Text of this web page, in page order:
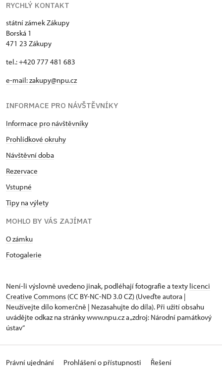
RYCHLÝ KONTAKT
státní zámek Zákupy
Borská 1
471 23 Zákupy
tel.: +420 777 481 683
e-mail: zakupy@npu.cz
INFORMACE PRO NÁVŠTĚVNÍKY
Informace pro návštěvníky
Prohlídkové okruhy
Návštěvní doba
Rezervace
Vstupné
Tipy na výlety
MOHLO BY VÁS ZAJÍMAT
O zámku
Fotogalerie
Není-li výslovně uvedeno jinak, podléhají fotografie a texty licenci
Creative Commons (CC BY-NC-ND 3.0 CZ) (Uveďte autora |
Neužívejte dílo komerčně | Nezasahujte do díla). Při užití obsahu
uvádějte odkaz na stránky www.npu.cz a „zdroj: Národní památkový
ústav“
Právní ujednání Prohlášení o přístupnosti Řešení